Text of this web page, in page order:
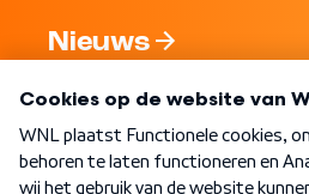
Nieuws
Nieuwsbrief